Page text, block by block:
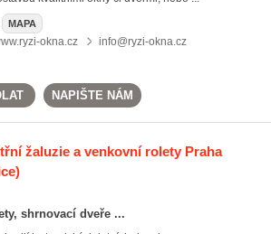
MAPA
okna.cz
info@ryzi-okna.cz
NAPIŠTE NÁM
žaluzie a venkovní rolety Praha
shrnovací dveře ...